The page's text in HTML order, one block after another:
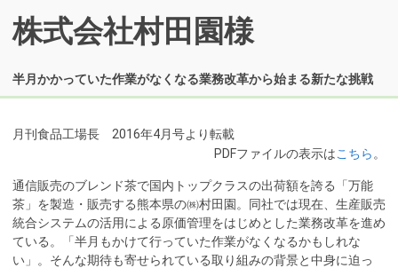
株式会社村田園様
半月かかっていた作業がなくなる業務改革から始まる新たな挑戦
月刊食品工場長 2016年4月号より転載
PDFファイルの表示はこちら 。
通信販売のブレンド茶で国内トップクラスの出荷額を誇る「万能
茶」を製造・販売する熊本県の㈱村田園。同社では現在、生産販売
統合システムの活用による原価管理をはじめとした業務改革を進め
ている。「半月もかけて行っていた作業がなくなるかもしれな
い」。そんな期待も寄せられている取り組みの背景と中身に迫っ